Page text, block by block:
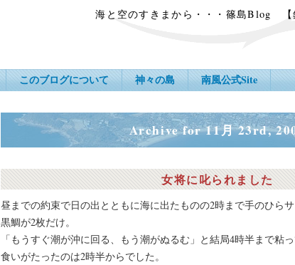
海と空のすきまから・・・篠島Blog 【
このブログについて 神々の島 南風公式Site
Archive for 11月 23rd,
女将に叱られました
昼までの約束で日の出とともに海に出たものの2時まで手のひら
黒鯛が2枚だけ。
「もうすぐ潮が沖に回る、もう潮がぬるむ」と結局4時半まで粘っ
食いがたったのは2時半からでした。